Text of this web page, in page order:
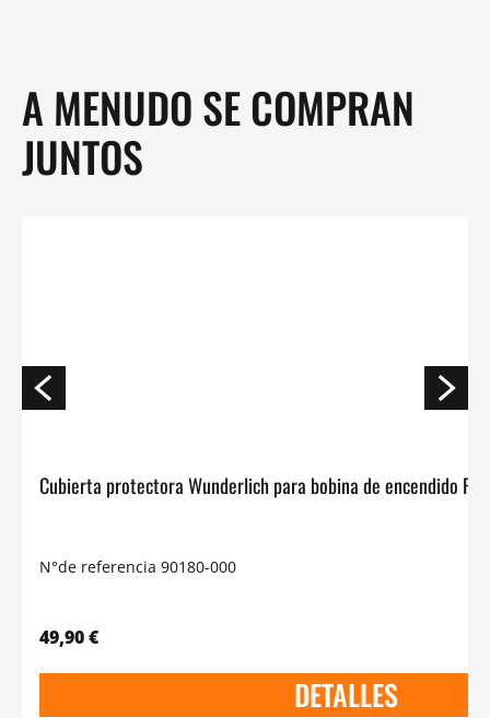
A MENUDO SE COMPRAN
JUNTOS
N°de referencia 90180-000
49,90 €
DETALLES